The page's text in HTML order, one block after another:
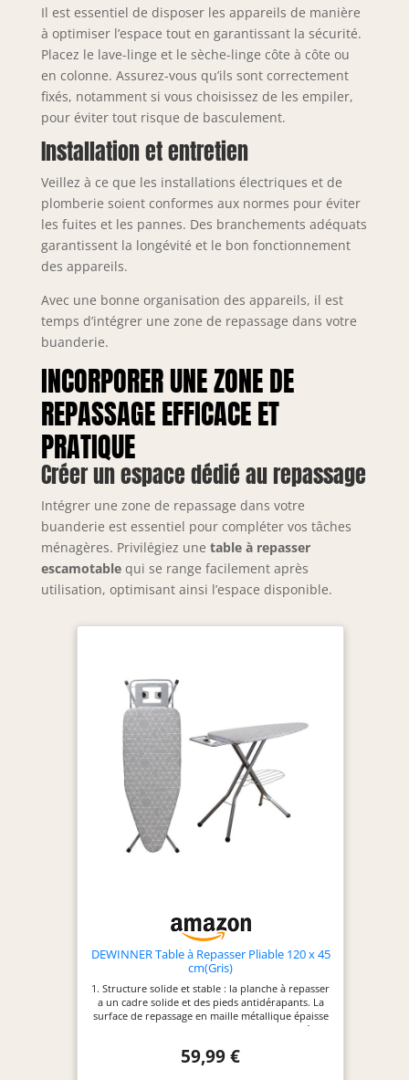
Il est essentiel de disposer les appareils de manière
à optimiser l’espace tout en garantissant la sécurité.
Placez le lave-linge et le sèche-linge côte à côte ou
en colonne. Assurez-vous qu’ils sont correctement
fixés, notamment si vous choisissez de les empiler,
pour éviter tout risque de basculement.
Installation et entretien
Veillez à ce que les installations électriques et de
plomberie soient conformes aux normes pour éviter
les fuites et les pannes. Des branchements adéquats
garantissent la longévité et le bon fonctionnement
des appareils.
Avec une bonne organisation des appareils, il est
temps d’intégrer une zone de repassage dans votre
buanderie.
INCORPORER UNE ZONE DE
REPASSAGE EFFICACE ET
PRATIQUE
Créer un espace dédié au repassage
Intégrer une zone de repassage dans votre
buanderie est essentiel pour compléter vos tâches
ménagères. Privilégiez une table à repasser
escamotablequi se range facilement après
utilisation, optimisant ainsi l’espace disponible.
DEWINNER Table à Repasser Pliable 120 x 45
cm(Gris)
1. Structure solide et stable : la planche à repasser
a un cadre solide et des pieds antidérapants. La
surface de repassage en maille métallique épaisse
est robuste et durable, et a une super stabilité lors
travail est sûre et fiable, et le l’effet de repassage
59,99 €